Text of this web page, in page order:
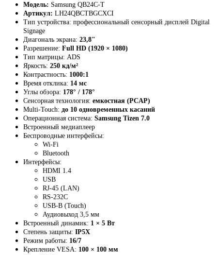
Модель: Samsung QB24C-T
Артикул: LH24QBCTBGCXCI
Тип устройства: профессиональный сенсорный дисплей Digital
Signage
Диагональ экрана: 23,8"
Разрешение: Full HD (1920 × 1080)
Тип матрицы: ADS
Яркость: 250 кд/м²
Контрастность: 1000:1
Время отклика: 14 мс
Углы обзора: 178° / 178°
Сенсорная технология: емкостная (PCAP)
Multi-Touch: до 10 одновременных касаний
Операционная система: Samsung Tizen 7.0
Встроенный медиаплеер
Беспроводные интерфейсы:
Wi-Fi
Bluetooth
Интерфейсы:
HDMI 1.4
USB
RJ-45 (LAN)
RS-232C
USB-B (Touch)
Аудиовыход 3,5 мм
Встроенный динамик: 1 × 5 Вт
Степень защиты: IP5X
Режим работы: 16/7
Крепление VESA: 100 × 100 мм